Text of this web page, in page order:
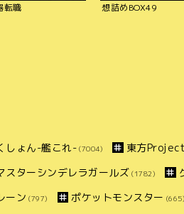
転職 想詰めBOX49
しょん-艦これ- (7004) 東方Project
スターシンデレラガールズ (1782)
ーン (797) ポケットモンスター (665)